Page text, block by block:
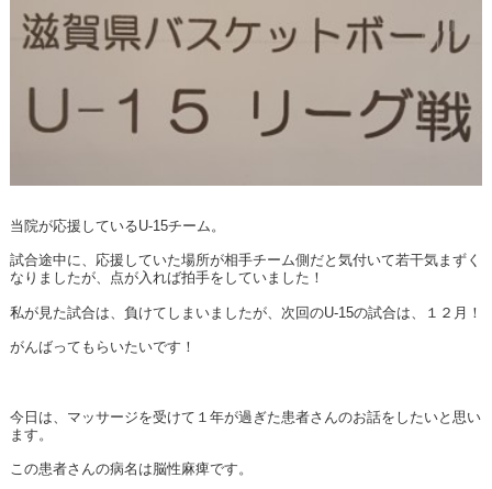
当院が応援しているU-15チーム。
試合途中に、応援していた場所が相手チーム側だと気付いて若干気まずく
なりましたが、点が入れば拍手をしていました！
私が見た試合は、負けてしまいましたが、次回のU-15の試合は、１２月！
がんばってもらいたいです！
今日は、マッサージを受けて１年が過ぎた患者さんのお話をしたいと思い
ます。
この患者さんの病名は脳性麻痺です。